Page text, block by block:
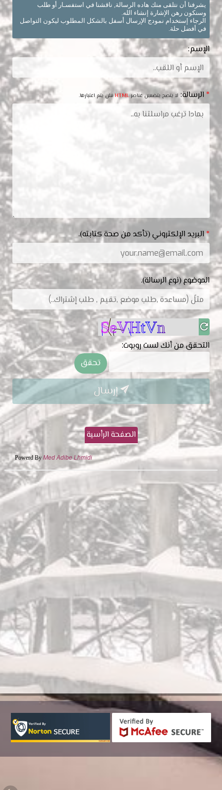
يشرفنا أن نتلقى منك هاده الرسالة, ناقشنا في استفسـار أو طلب
وسنكون رهن الإشارة إنشاء الله.
الرجاء إستخدام نمودج الإرسال أسفل بالشكل المطلوب ليكون التواصل
في أفضل حلة.
الإسم:
* الرسالة:لا ينصح بتضمين عناصرHTMLفلن يتم اعتبارها.
*البريد الإلكتروني (تأكد من صحة كتابته).
الموضوع (نوع الرسالة).
التحقق من أنك لست روبوت:
إرسال
الصفحة الرأسية
Powerd By Med Adibe Lhmidi